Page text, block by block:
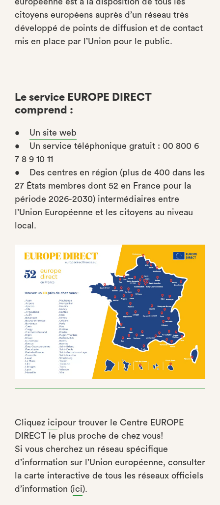
citoyens européens auprès d’un réseau très
développé de points de diffusion et de contact
mis en place par l’Union pour le public.
Le service EUROPE DIRECT
comprend :
• Un site web
• Un service téléphonique gratuit : 00 800 6
7 8 9 10 11
• Des centres en région (plus de 400 dans les
27 États membres dont 52 en France pour la
période 2026-2030) intermédiaires entre
l’Union Européenne et les citoyens au niveau
local.
Cliquez icipour trouver le Centre EUROPE
DIRECT le plus proche de chez vous!
Si vous cherchez un réseau spécifique
d’information sur l’Union européenne, consulter
la carte interactive de tous les réseaux officiels
d’information (ici).